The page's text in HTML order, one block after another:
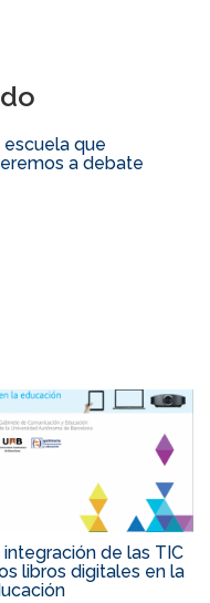
escuela que
a debate
integración de las TIC
libros digitales en la